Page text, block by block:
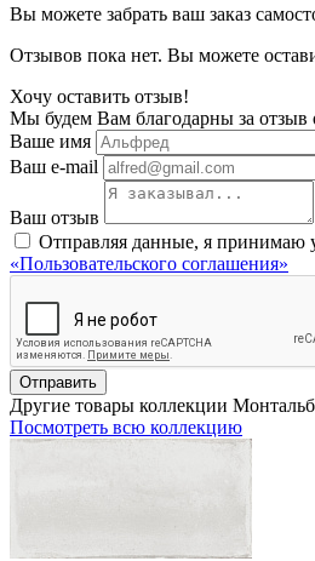
Вы можете забрать ваш заказ
Отзывов пока нет. Вы можете
Хочу оставить отзыв!
Мы будем Вам благодарны за отзыв
Ваше имя
Ваш e-mail
Ваш отзыв
Отправляя данные, я принимаю
«Пользовательского соглашения»
Отправить
Другие товары коллекции
Посмотреть всю коллекцию